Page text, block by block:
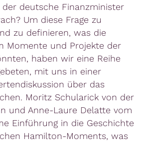
deutsche Finanzminister
Um diese Frage zu
zu definieren, was die
Momente und Projekte der
haben wir eine Reihe
mit uns in einer
über das
Moritz Schularick von der
und Anne-Laure Delatte vom
Einführung in die Geschichte
Hamilton-Moments, was